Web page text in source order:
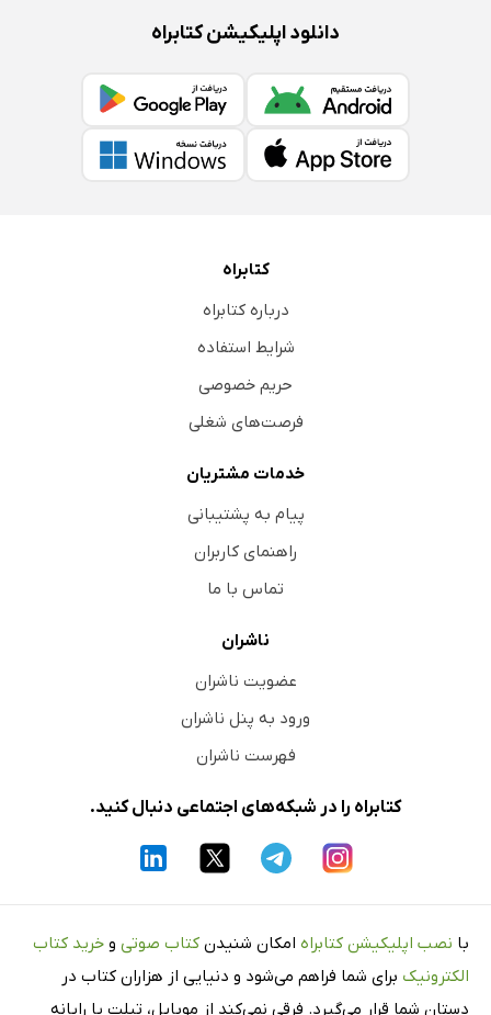
دانلود اپلیکیشن کتابراه
کتابراه
درباره کتابراه
شرایط استفاده
حریم خصوصی
فرصت‌های شغلی
خدمات مشتریان
پیام به پشتیبانی
راهنمای کاربران
تماس با ما
ناشران
عضویت ناشران
ورود به پنل ناشران
فهرست ناشران
کتابراه را در شبکه‌های اجتماعی دنبال کنید.
با نصب اپلیکیشن کتابراه امکان شنیدن کتاب صوتی و خرید کتاب
الکترونیک برای شما فراهم می‌شود و دنیایی از هزاران کتاب در
دستان شما قرار می‌گیرد. فرقی نمی‌کند از موبایل، تبلت یا رایانه